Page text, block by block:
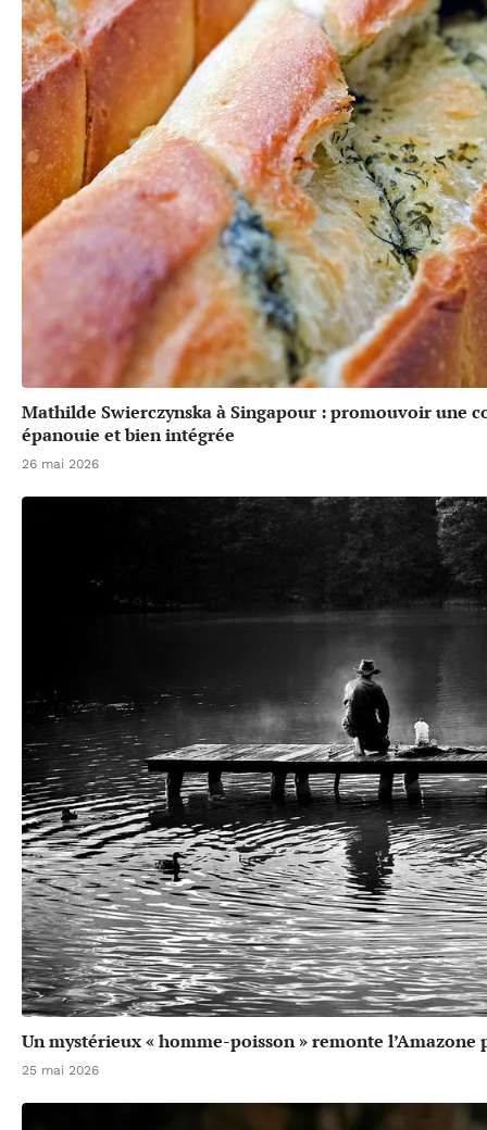
Mathilde Swierczynska à Singapour : promouvoir une
épanouie et bien intégrée
26 mai 2026
Un mystérieux « homme-poisson » remonte
25 mai 2026